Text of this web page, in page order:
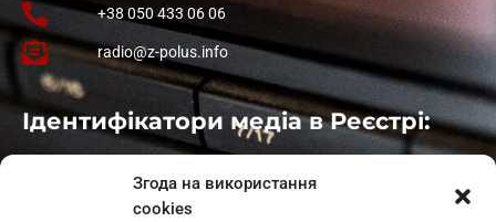
Згода на використання
cookies
+38 050 433 06 06
radio@z-polus.info
Ідентифікатори медіа в Реєстрі:
: L11-01410
: L11-01801